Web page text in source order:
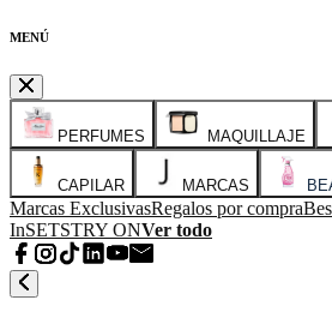
MENÚ
PERFUMES MAQUILLAJE
CAPILAR MARCAS
Marcas ExclusivasRegalos por compra
InSETSTRY ONVer todo